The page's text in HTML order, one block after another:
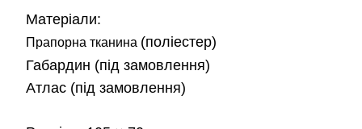
Матеріали:
Прапорна тканина (поліестер)
Габардин (під замовлення)
Атлас (під замовлення)